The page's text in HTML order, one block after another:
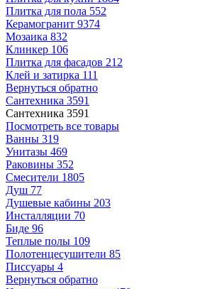
Плитка для пола 552
Керамогранит 9374
Мозаика 832
Клинкер 106
Плитка для фасадов 212
Клей и затирка 111
Вернуться обратно
Сантехника 3591
Сантехника 3591
Посмотреть все товары
Ванны 319
Унитазы 469
Раковины 352
Смесители 1805
Душ 77
Душевые кабины 203
Инсталляции 70
Биде 96
Теплые полы 109
Полотенцесушители 85
Писсуары 4
Вернуться обратно